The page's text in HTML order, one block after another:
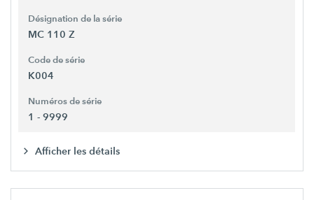
Désignation de la série
MC 110 Z
Code de série
K004
Numéros de série
1 - 9999
Afficher les détails